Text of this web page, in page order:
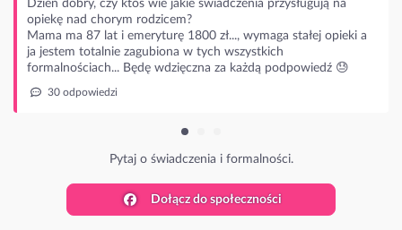
ktoś wie jakie świadczenia przysługują na
rodzicem?
i emeryturę 1800 zł..., wymaga stałej opieki a
zagubiona w tych wszystkich
Będę wdzięczna za każdą podpowiedź 😓
Pytaj o świadczenia i formalności.
Dołącz do społeczności